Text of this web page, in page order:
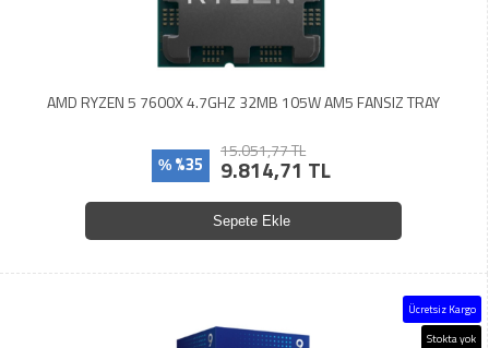
AMD RYZEN 5 7600X 4.7GHZ 32MB 105W AM5 FANSIZ TRAY
% %35
15.051,77 TL
9.814,71 TL
Sepete Ekle
Ücretsiz Kargo
Stokta yok